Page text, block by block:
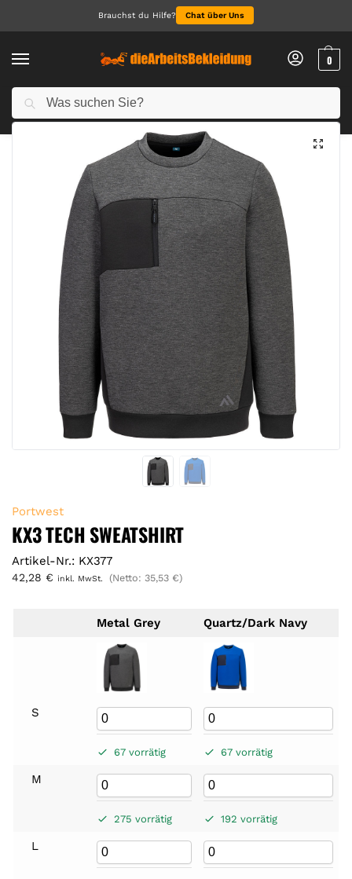
Brauchst du Hilfe? Chat über Uns
0
Start Alle Produkte / KX3 Tech Sweatshirt
Portwest
KX3 TECH SWEATSHIRT
Artikel-Nr.: KX377
42,28 € inkl. MwSt. (Netto: 35,53 €)
Metal Grey Quartz/Dark Navy
S
67 vorrätig 67 vorrätig
M
275 vorrätig 192 vorrätig
L